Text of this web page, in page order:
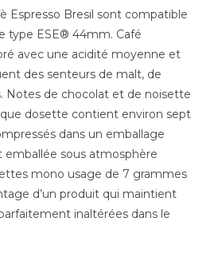
Espresso Bresil sont compatible
type ESE® 44mm. Café
avec une acidité moyenne et
des senteurs de malt, de
Notes de chocolat et de noisette
dosette contient environ sept
dans un emballage
sous atmosphère
mono usage de 7 grammes
d’un produit qui maintient
inaltérées dans le